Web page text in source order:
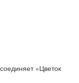
«Цветок